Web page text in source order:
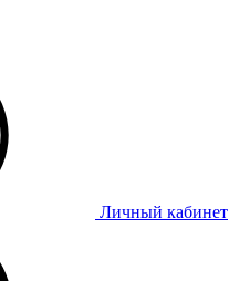
Личный кабинет